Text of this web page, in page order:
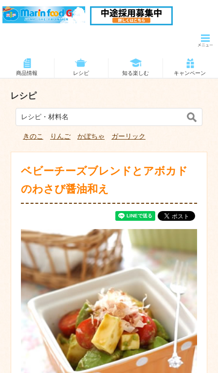
商品情報 レシピ 知る楽しむ キャンペーン
レシピ
きのこ りんご かぼちゃ ガーリック
ベビーチーズブレンドとアボカド
のわさび醤油和え